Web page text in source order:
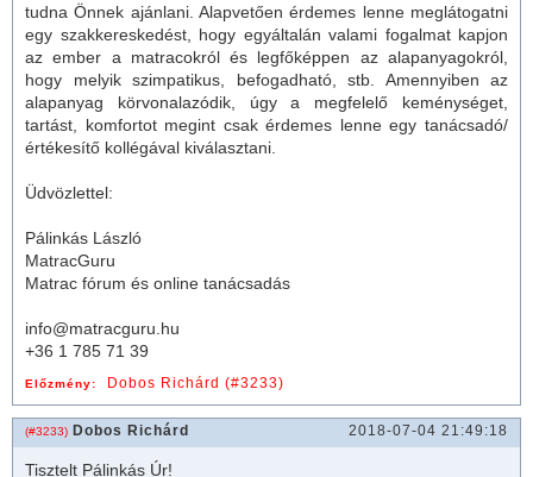
tudna Önnek ajánlani. Alapvetően érdemes lenne meglátogatni
egy szakkereskedést, hogy egyáltalán valami fogalmat kapjon
az ember a matracokról és legfőképpen az alapanyagokról,
hogy melyik szimpatikus, befogadható, stb. Amennyiben az
alapanyag körvonalazódik, úgy a megfelelő keménységet,
tartást, komfortot megint csak érdemes lenne egy tanácsadó/
értékesítő kollégával kiválasztani.
Üdvözlettel:
Pálinkás László
MatracGuru
Matrac fórum és online tanácsadás
info@matracguru.hu
+36 1 785 71 39
Előzmény: Dobos Richárd (#3233)
(#3233) Dobos Richárd 2018-07-04 21:49:18
Tisztelt Pálinkás Úr!